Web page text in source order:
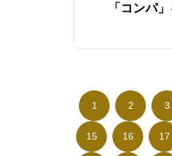
「コンパ
1 2 3
15 16 17